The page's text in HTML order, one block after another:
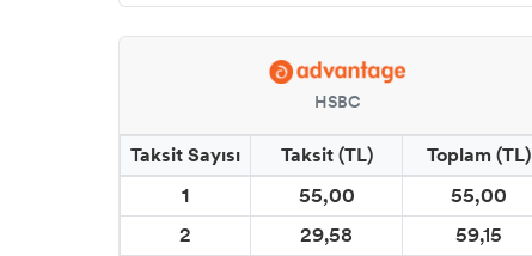
HSBC
Taksit Sayısı Taksit (TL)
Toplam (TL)
1
55,00
55,00
2
29,58
59,15